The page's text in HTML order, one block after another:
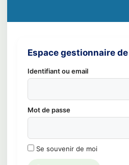
Espace gestionnaire
Identifiant ou email
Mot de passe
Se souvenir de moi